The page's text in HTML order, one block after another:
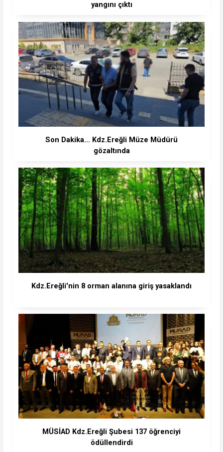
yangını çıktı
Son Dakika… Kdz.Ereğli Müze Müdürü
gözaltında
Kdz.Ereğli'nin 8 orman alanına giriş yasaklandı
MÜSİAD Kdz.Ereğli Şubesi 137 öğrenciyi
ödüllendirdi